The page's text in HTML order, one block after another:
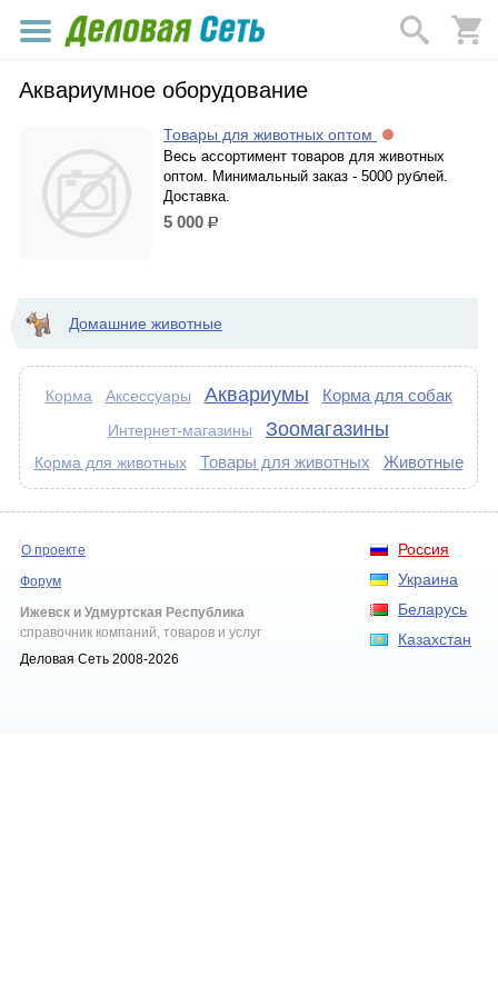
Аквариумное оборудование
Товары для животных оптом
Весь ассортимент товаров для животных
оптом. Минимальный заказ - 5000 рублей.
Доставка.
5 000 р.
Домашние животные
Корма Аксессуары Аквариумы Корма для собак
Интернет-магазины Зоомагазины
Корма для животных Товары для животных Животные
Россия
Украина
Беларусь
Казахстан
О проекте
Форум
Ижевск и Удмуртская Республика
справочник компаний, товаров и услуг
Деловая Сеть 2008-2026